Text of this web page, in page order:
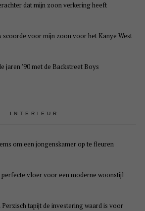
dat mijn zoon verkering heeft
scoorde voor mijn zoon voor het Kanye West
jaren ’90 met de Backstreet Boys
INTERIEUR
om een jongenskamer op te fleuren
perfecte vloer voor een moderne woonstijl
Perzisch tapijt de investering waard is voor